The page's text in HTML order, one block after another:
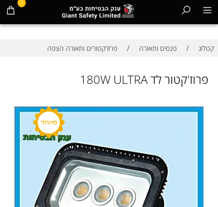
0
קטלוג / פנסים ותאורה / פרוז'קטורים ותאורה הצפה
פרוז'קטור לד 180W ULTRA